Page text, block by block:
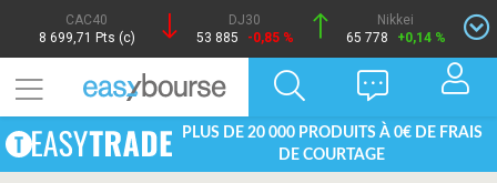
CAC40
8 699,71 Pts (c)
DJ30
53 885
-0,85 %
Nikkei
65 778
+0,14 %
PLUS DE 20 000 PRODUITS À 0€ DE FRAIS
DE COURTAGE